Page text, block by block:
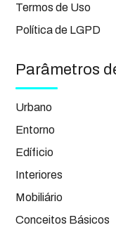
Termos de Uso
Política de LGPD
Parâmetros
Urbano
Entorno
Edíficio
Interiores
Mobiliário
Conceitos Básicos